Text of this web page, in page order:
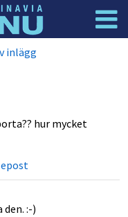
inlägg
hur mycket
epost
den. :-)